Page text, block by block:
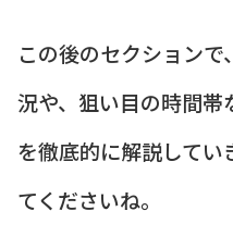
この後のセクション
況や、狙い目の時間帯
を徹底的に解説してい
てくださいね。